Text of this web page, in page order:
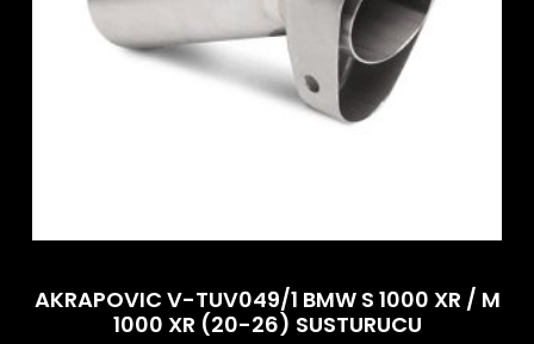
AKRAPOVIC V-TUV049/1 BMW S 1000 XR / M
1000 XR (20-26) SUSTURUCU